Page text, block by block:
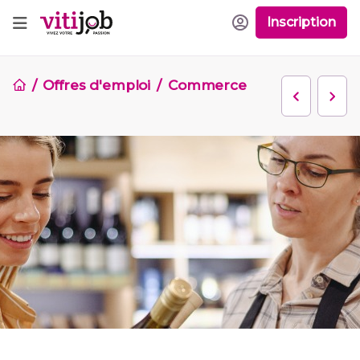
Inscription
Offres d'emploi Commerce